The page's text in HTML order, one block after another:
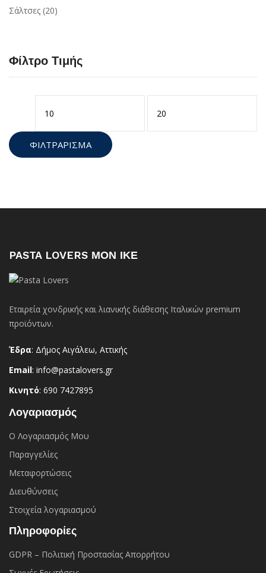
Σάλτσες (20)
Φίλτρο Τιμής
ΦΙΛΤΡΆΡΙΣΜΑ
PASTA LOVERS ΜΟΝ ΙΚΕ
Εταιρεία χονδρικής και λιανικής διάθεσης Ιταλικών premium
προϊόντων.
Έδρα: Δήμος Αιγάλεω, Αττικής
Email: info@pastalovers.gr
Κινητό: 690 7427895
Λογαριασμός
Ο Λογαριασμός Μου
Παραγγελίες
Μεταφορτώσεις
Διευθύνσεις
Στοιχεία λογαριασμού
Πληροφορίες
GDPR – Πολιτική Προστασίας Απορρήτου